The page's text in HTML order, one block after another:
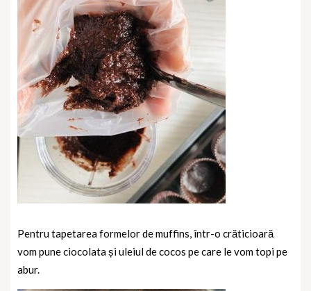
Pentru tapetarea formelor de muffins, într-o crăticioară
vom pune ciocolata și uleiul de cocos pe care le vom topi pe
abur.